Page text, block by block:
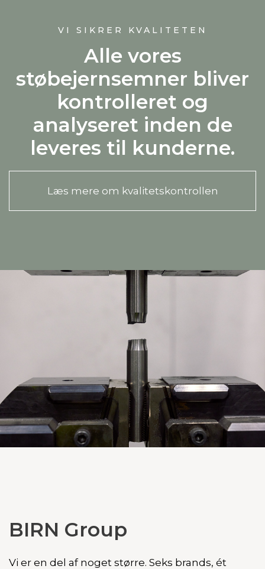
VI SIKRER KVALITETEN
Alle vores
støbejernsemner bliver
kontrolleret og
analyseret inden de
leveres til kunderne.
Læs mere om kvalitetskontrollen
BIRN Group
Vi er en del af noget større. Seks brands, ét